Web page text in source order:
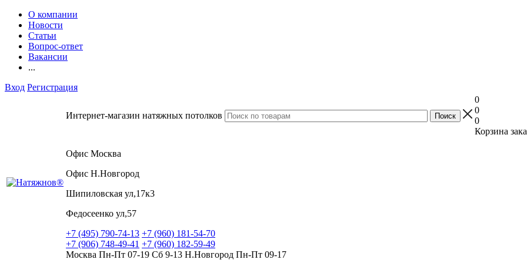
О компании
Новости
Статьи
Вопрос-ответ
Вакансии
...
Вход Регистрация
Интернет-магазин натяжных потолков
0
0
0
Корзина
Офис Москва
Офис Н.Новгород
Шипиловская ул,17к3
Федосеенко ул,57
+7 (495) 790-74-13 +7 (960) 181-54-70
+7 (906) 748-49-41 +7 (960) 182-59-49
Москва Пн-Пт 07-19 Сб 9-13 Н.Новгород Пн-Пт 09-17